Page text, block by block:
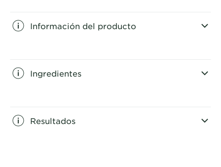
Información del producto
Ingredientes
Resultados